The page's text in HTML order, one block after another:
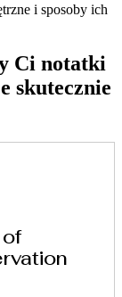
i sposoby ich
Ci notatki
skutecznie